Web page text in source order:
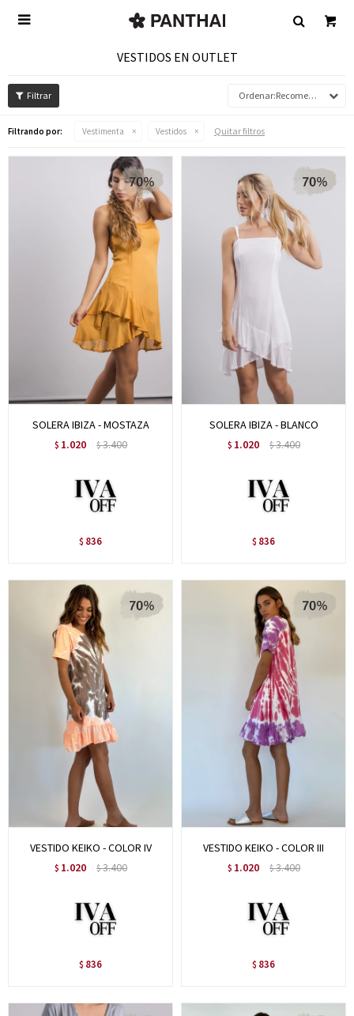

VESTIDOS EN OUTLET
Recomendados
Filtrando por: Vestimenta Vestidos Quitar filtros
SOLERA IBIZA - MOSTAZA
$ 1.020 $3.400
$ 836
SOLERA IBIZA - BLANCO
$ 1.020 $3.400
$ 836
VESTIDO KEIKO - COLOR IV
$ 1.020 $3.400
$ 836
VESTIDO KEIKO - COLOR III
$ 1.020 $3.400
$ 836